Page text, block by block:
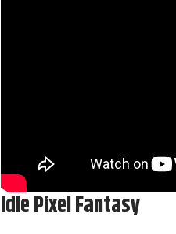
Idle Pixel Fantasy